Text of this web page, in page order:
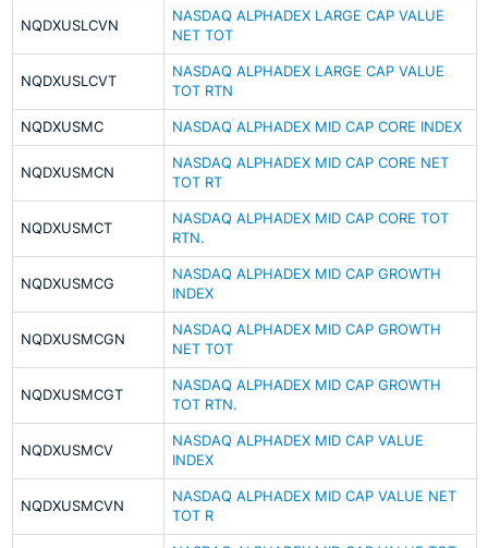
NQDXUSLCVN
NASDAQ ALPHADEX LARGE CAP VALUE
NET TOT
NQDXUSLCVT
NASDAQ ALPHADEX LARGE CAP VALUE
TOT RTN
NQDXUSMC NASDAQ ALPHADEX MID CAP CORE INDEX
NQDXUSMCN
NASDAQ ALPHADEX MID CAP CORE NET
TOT RT
NQDXUSMCT
NASDAQ ALPHADEX MID CAP CORE TOT
RTN.
NQDXUSMCG
NASDAQ ALPHADEX MID CAP GROWTH
INDEX
NQDXUSMCGN
NASDAQ ALPHADEX MID CAP GROWTH
NET TOT
NQDXUSMCGT
NASDAQ ALPHADEX MID CAP GROWTH
TOT RTN.
NQDXUSMCV
NASDAQ ALPHADEX MID CAP VALUE
INDEX
NQDXUSMCVN
NASDAQ ALPHADEX MID CAP VALUE NET
TOT R